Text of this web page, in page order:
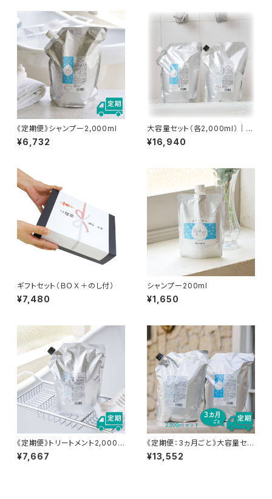
《定期便》シャンプー2,000ml
¥6,732
大容量セット（各2,000ml）｜セ
ットでお得・送料無料
¥16,940
ギフトセット（ＢＯＸ＋のし付）
¥7,480
シャンプー200ml
¥1,650
《定期便》トリートメント2,000m
l¥7,667
《定期便：3ヵ月ごと》大容量セッ
ト 各2,000ml
¥13,552